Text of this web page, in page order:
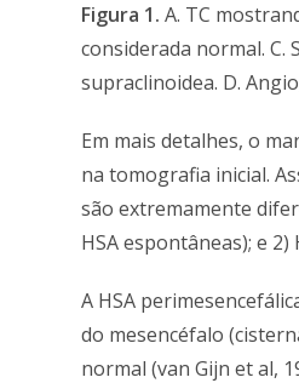
Figura 1. A. TC
considerada normal.
supraclinoidea. D.
Em mais detalhes, o
na tomografia inicial.
são extremamente
HSA espontâneas); e
A HSA
do mesencéfalo
normal (van Gijn et al,